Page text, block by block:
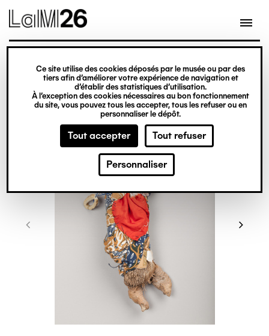
Gestion des cookies
Ce site utilise des cookies déposés par le musée ou par des
tiers afin d’améliorer votre expérience de navigation et
d’établir des statistiques d’utilisation.
À l’exception des cookies nécessaires au bon fonctionnement
du site, vous pouvez tous les accepter, tous les refuser ou en
personnaliser le dépôt.
Tout accepter Tout refuser
Personnaliser
contenu